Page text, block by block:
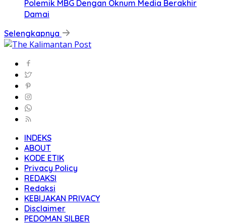
Polemik MBG Dengan Oknum Media Berakhir
Damai
Selengkapnya
INDEKS
ABOUT
KODE ETIK
Privacy Policy
REDAKSI
Redaksi
KEBIJAKAN PRIVACY
Disclaimer
PEDOMAN SILBER